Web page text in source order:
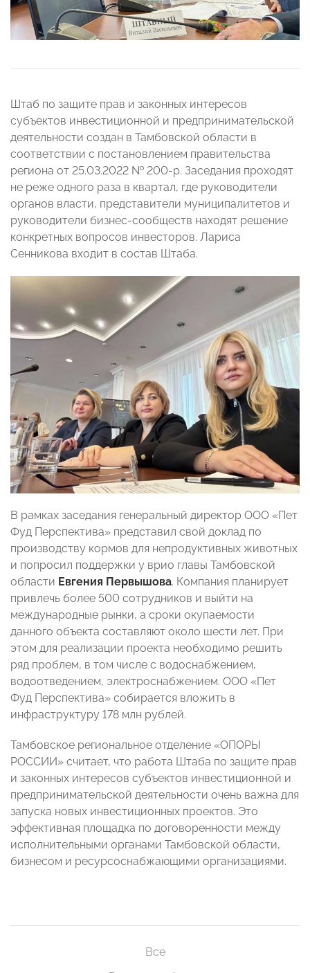
Штаб по защите прав и законных интересов
субъектов инвестиционной и предпринимательской
деятельности создан в Тамбовской области в
соответствии с постановлением правительства
региона от 25.03.2022 № 200-р. Заседания проходят
не реже одного раза в квартал, где руководители
органов власти, представители муниципалитетов и
руководители бизнес-сообществ находят решение
конкретных вопросов инвесторов. Лариса
Сенникова входит в состав Штаба.
В рамках заседания генеральный директор ООО «Пет
Фуд Перспектива» представил свой доклад по
производству кормов для непродуктивных животных
и попросил поддержки у врио главы Тамбовской
области Евгения Первышова. Компания планирует
привлечь более 500 сотрудников и выйти на
международные рынки, а сроки окупаемости
данного объекта составляют около шести лет. При
этом для реализации проекта необходимо решить
ряд проблем, в том числе с водоснабжением,
водоотведением, электроснабжением. ООО «Пет
Фуд Перспектива» собирается вложить в
инфраструктуру 178 млн рублей.
Тамбовское региональное отделение «ОПОРЫ
РОССИИ» считает, что работа Штаба по защите прав
и законных интересов субъектов инвестиционной и
предпринимательской деятельности очень важна для
запуска новых инвестиционных проектов. Это
эффективная площадка по договоренности между
исполнительными органами Тамбовской области,
бизнесом и ресурсоснабжающими организациями.
Все